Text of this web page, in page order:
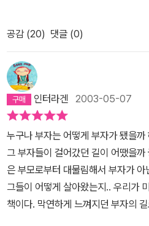
적인 견해를 떨쳐버릴 수 없었고, 이
이 어떤 생활을 하나 지켜보았다. 그
나에게 사회에 물들었을때 필요할
는 이책에서 돈에 집착하는 부자들은
까지 돈은 전부가 아니라 인격이 최
정당한 느낌이기도 하다. 최근들어 더
서글프기도 하다. 평범한 삶을 원했던 나역시도, 이책을 읽으면서 자
본주의에서 부자가 아니면 서러움을
한 서민층에서 조금은 윗단계로 올
이 없으면 서러움만 당할 것이라는
가 되려하고, 그 과정에서 상처를 받
캐고 몸으로 실천한 존경할수밖에
도 객관적으로 실려있었다정보와 흐
을 캐치한다는 노력형 부자들..책을
졌꼬 이젠 내 생활도 달라질것이다.
기를 몇년이나 꾸준히 했다는 이모씨
고도 한달을 못버틴 스스로를 몸도
이유를 깨닫게 해주었다. 지금 학생
한번쯤은 읽어봐야할책이라고 생각
각이 바뀌게 될테니까 말이다.
공감 (20) 댓글 (0)
인터라겐 2003-05-07
누구나 부자는 어떻게 부자가 됐을
그 부자들이 걸어갔던 길이 어땠을
은 부모로부터 대물림해서 부자가
그들이 어떻게 살아왔는지.. 우리가
책이다. 막연하게 느껴지던 부자의 길로 한걸음 다가가게 해준다고